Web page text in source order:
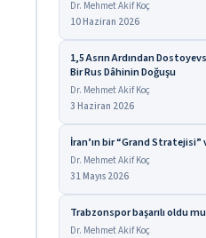
Dr. Mehmet Akif Koç
10 Haziran 2026
1,5 Asrın Ardından
Bir Rus Dâhinin Doğuşu
Dr. Mehmet Akif Koç
3 Haziran 2026
İran’ın bir “Grand Stratejisi”
Dr. Mehmet Akif Koç
31 Mayıs 2026
Trabzonspor başarılı oldu
Dr. Mehmet Akif Koç